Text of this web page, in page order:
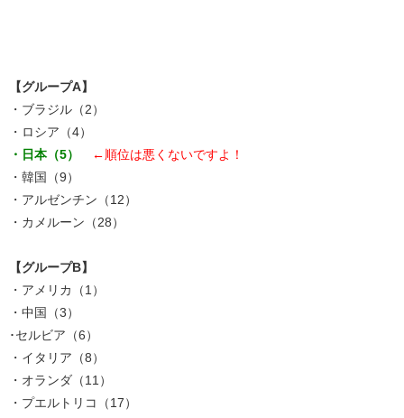
【グループA】
・ブラジル（2）
・ロシア（4）
・日本（5）
← 順位は悪くないですよ！
・韓国（9）
・アルゼンチン（12）
・カメルーン（28）
【グループB】
・アメリカ（1）
・中国（3）
･セルビア（6）
・イタリア（8）
・オランダ（11）
・プエルトリコ（17）